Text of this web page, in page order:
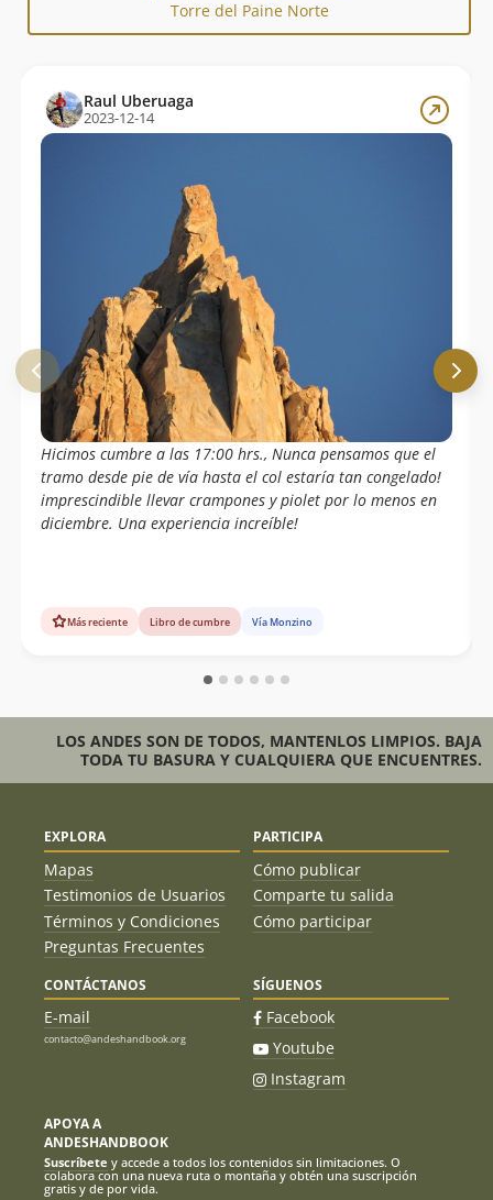
Torre del Paine Norte
Raul Uberuaga
2023-12-14
Hicimos cumbre a las 17:00 hrs., Nunca pensamos que el
tramo desde pie de vía hasta el col estaría tan congelado!
imprescindible llevar crampones y piolet por lo menos en
diciembre. Una experiencia increíble!
Más reciente Libro de cumbre Vía Monzino
LOS ANDES SON DE TODOS, MANTENLOS LIMPIOS. BAJA
TODA TU BASURA Y CUALQUIERA QUE ENCUENTRES.
EXPLORA
Mapas
Testimonios de Usuarios
Términos y Condiciones
Preguntas Frecuentes
PARTICIPA
Cómo publicar
Comparte tu salida
Cómo participar
CONTÁCTANOS
E-mail
contacto@andeshandbook.org
SÍGUENOS
Facebook
Youtube
Instagram
APOYA A
ANDESHANDBOOK
Suscríbete y accede a todos los contenidos sin limitaciones. O
colabora con una nueva ruta o montaña y obtén una suscripción
gratis y de por vida.